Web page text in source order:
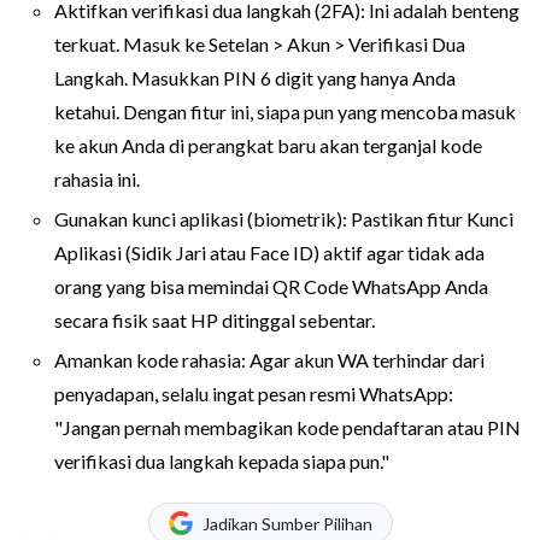
Aktifkan verifikasi dua langkah (2FA): Ini adalah benteng
terkuat. Masuk ke Setelan > Akun > Verifikasi Dua
Langkah. Masukkan PIN 6 digit yang hanya Anda
ketahui. Dengan fitur ini, siapa pun yang mencoba masuk
ke akun Anda di perangkat baru akan terganjal kode
rahasia ini.
Gunakan kunci aplikasi (biometrik): Pastikan fitur Kunci
Aplikasi (Sidik Jari atau Face ID) aktif agar tidak ada
orang yang bisa memindai QR Code WhatsApp Anda
secara fisik saat HP ditinggal sebentar.
Amankan kode rahasia: Agar akun WA terhindar dari
penyadapan, selalu ingat pesan resmi WhatsApp:
"Jangan pernah membagikan kode pendaftaran atau PIN
verifikasi dua langkah kepada siapa pun."
Jadikan Sumber Pilihan